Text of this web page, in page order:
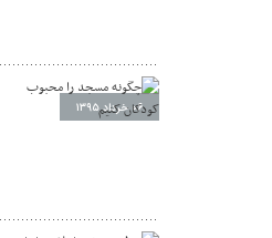
۰۶ خرداد ۱۳۹۵